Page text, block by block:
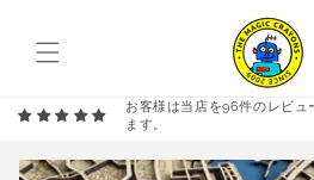
進む
お客様は当店を96件のレビ
ます。